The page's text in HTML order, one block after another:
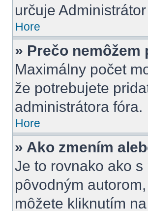
určuje
Hore
» Prečo
Maximálny počet
že potrebujete
administrátora fóra.
Hore
» Ako zmením
Je to rovnako ako
pôvodným
môžete kliknutím